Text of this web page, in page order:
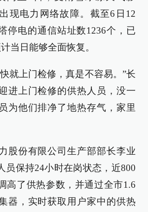
现电力网络故障。截至6日12
停电的通信站址数1236个，已
当日能够全面恢复。
就上门检修，真是不容易。”长
进上门检修的供热人员，没一
为他们排净了地热存气，家里
股份有限公司生产部部长李业
员保持24小时在岗状态，近800
高了供热参数，并通过全市1.6
器，实时获取用户家中的供热